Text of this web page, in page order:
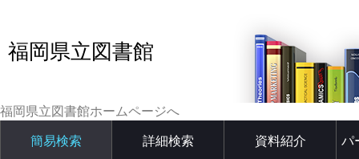
福岡県立図書館
福岡県立図書館ホームページへ
簡易検索 詳細検索 資料紹介 パ